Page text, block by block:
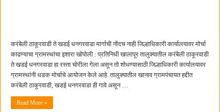
करंबेली ठाकूरवाडी ते खडई धनगरवाडा मार्गाची नोंदच नाही जिल्हाधिकारी कार्यालयावर मोर्चा
काढण्याचा ग्रामस्थांचा इशारा खोपोली : प्रतिनिधी खालापूर तालुक्यातील करंबेली ठाकूरवाडी
ते खडई धनगरवाडा हा रस्ता चोरीला गेला असून तो शोधण्यासाठी जिल्हाधिकारी कार्यालयावर
ग्रामस्थांनी धडक मोर्चाचे आयोजन केले आहे. तालुक्यातील खानाव ग्रामपंचायत हद्दीत
करंबेली ठाकूरवाडी, खडई धनगरवाडा ही गावे असून …
Read More »